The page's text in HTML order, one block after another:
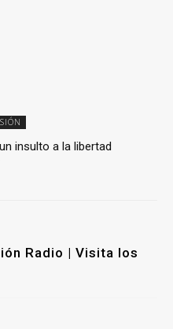
insulto a la libertad
Radio | Visita los